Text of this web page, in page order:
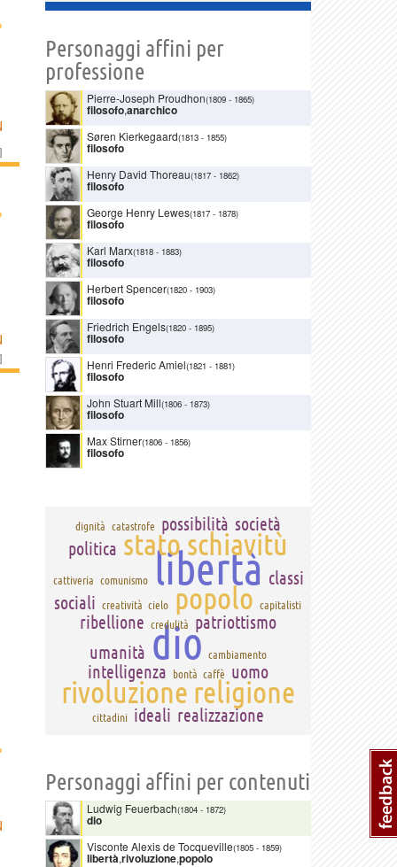
]
]
Personaggi affini per
professione
Pierre-Joseph Proudhon(1809 - 1865)
filosofo,anarchico
Søren Kierkegaard(1813 - 1855)
filosofo
Henry David Thoreau(1817 - 1862)
filosofo
George Henry Lewes(1817 - 1878)
filosofo
Karl Marx(1818 - 1883)
filosofo
Herbert Spencer(1820 - 1903)
filosofo
Friedrich Engels(1820 - 1895)
filosofo
Henri Frederic Amiel(1821 - 1881)
filosofo
John Stuart Mill(1806 - 1873)
filosofo
Max Stirner(1806 - 1856)
filosofo
dignità catastrofe possibilità società
politica stato schiavitù
cattiveria comunismo libertà classi
sociali creatività cielo popolo capitalisti
ribellione credulità
patriottismo
umanità dio cambiamento
intelligenza bontà caffè uomo
rivoluzione religione
cittadini ideali realizzazione
Personaggi affini per contenuti
Ludwig Feuerbach(1804 - 1872)
dio
Visconte Alexis de Tocqueville(1805 - 1859)
libertà,rivoluzione,popolo